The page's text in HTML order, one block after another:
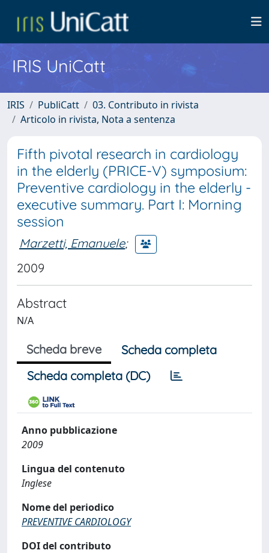
IRIS UniCatt
IRIS PubliCatt
03. Contributo in rivista
Articolo in rivista, Nota a sentenza
Fifth pivotal research in cardiology
in the elderly (PRICE-V) symposium:
Preventive cardiology in the elderly -
executive summary. Part I: Morning
session
Marzetti, Emanuele;
2009
Abstract
N/A
Scheda breve
Scheda completa
Scheda completa (DC)
Anno pubblicazione
2009
Lingua del contenuto
Inglese
Nome del periodico
PREVENTIVE CARDIOLOGY
DOI del contributo